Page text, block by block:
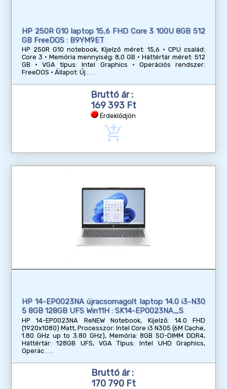
HP 250R G10 laptop 15,6 FHD Core 3 100U 8GB 512
GB FreeDOS : B9YM9ET
HP 250R G10 notebook, Kijelző méret: 15,6 • CPU család:
Core 3 • Memória mennyiség: 8,0 GB • Háttértár méret: 512
GB • VGA típus: Intel Graphics • Operációs rendszer:
FreeDOS • Állapot: Új
Bruttó ár :
169 393 Ft
Érdeklődjön
add_shopping_cart
HP 14-EP0023NA újracsomagolt laptop 14.0 i3-N30
5 8GB 128GB UFS Win11H : SK14-EP0023NA_S
HP 14-EP0023NA ReNEW Notebook, Kijelző: 14.0 FHD
(1920x1080) Matt, Processzor: Intel Core i3 N305 (6M Cache,
1.80 GHz up to 3.80 GHz), Memória: 8GB SO-DIMM DDR4,
Háttértár: 128GB UFS, VGA Típus: Intel UHD Graphics,
Operác
Bruttó ár :
170 790 Ft